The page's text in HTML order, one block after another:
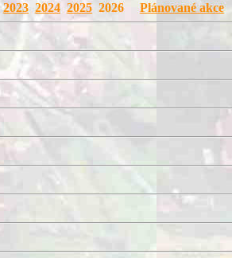
2023 2024 2025 2026 Plánované akce